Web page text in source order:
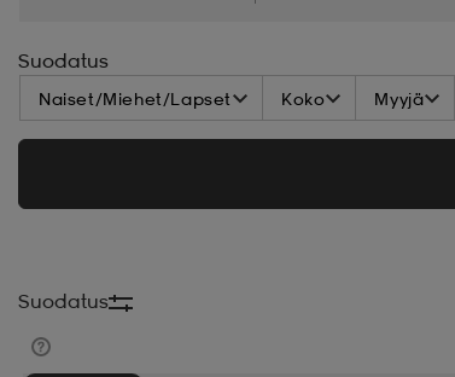
Sade
Suodatus
Naiset/Miehet/Lapset Koko Myyjä
Suodatus